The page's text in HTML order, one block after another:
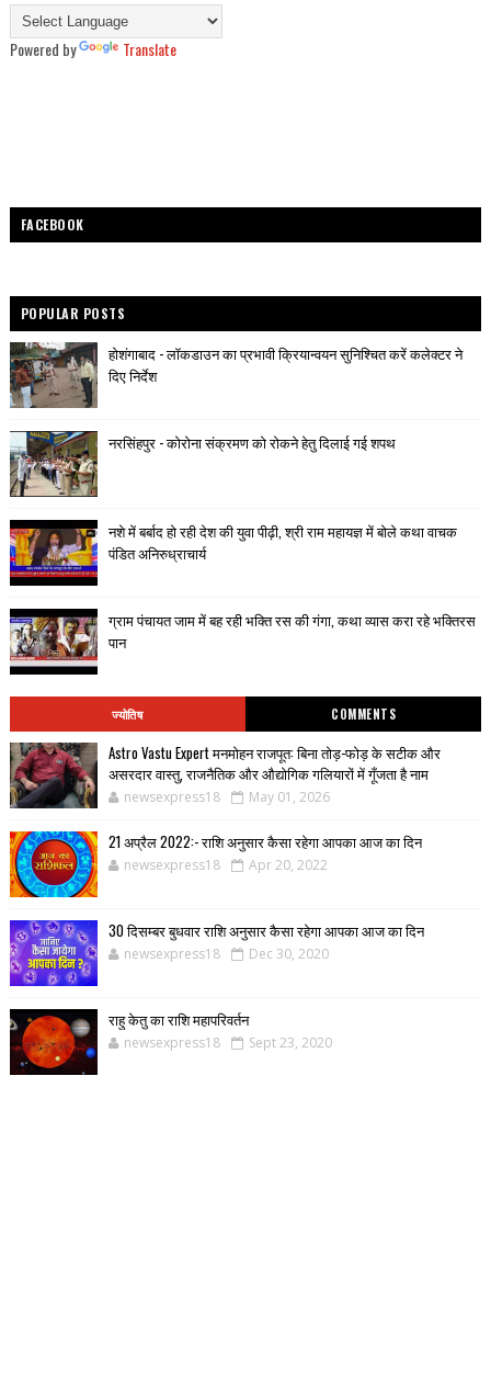
Powered by Translate
FACEBOOK
POPULAR POSTS
होशंगाबाद - लॉकडाउन का प्रभावी क्रियान्वयन सुनिश्चित करें कलेक्टर ने
दिए निर्देश
नरसिंहपुर - कोरोना संक्रमण को रोकने हेतु दिलाई गई शपथ
नशे में बर्बाद हो रही देश की युवा पीढ़ी, श्री राम महायज्ञ में बोले कथा वाचक
पंडित अनिरुध्राचार्य
ग्राम पंचायत जाम में बह रही भक्ति रस की गंगा, कथा व्यास करा रहे भक्तिरस
पान
ज्योतिष COMMENTS
Astro Vastu Expert मनमोहन राजपूत: बिना तोड़-फोड़ के सटीक और
असरदार वास्तु, राजनैतिक और औद्योगिक गलियारों में गूँजता है नाम
newsexpress18 May 01, 2026
21 अप्रैल 2022:- राशि अनुसार कैसा रहेगा आपका आज का दिन
newsexpress18 Apr 20, 2022
30 दिसम्बर बुधवार राशि अनुसार कैसा रहेगा आपका आज का दिन
newsexpress18 Dec 30, 2020
राहु केतु का राशि महापरिवर्तन
newsexpress18 Sept 23, 2020